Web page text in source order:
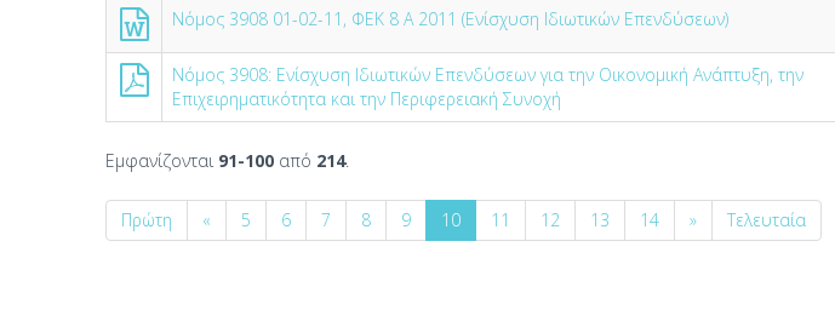
Νόμος 3908 01-02-11, ΦΕΚ 8 Α 2011 (Ενίσχυση Ιδιωτικών Επενδύσεων)
Νόμος 3908: Ενίσχυση Ιδιωτικών Επενδύσεων για την Οικονομική Ανάπτυξη, την
Επιχειρηματικότητα και την Περιφερειακή Συνοχή
Εμφανίζονται 91-100 από 214.
Πρώτη « 5 6 7 8 9 10 11 12 13 14 » Τελευταία